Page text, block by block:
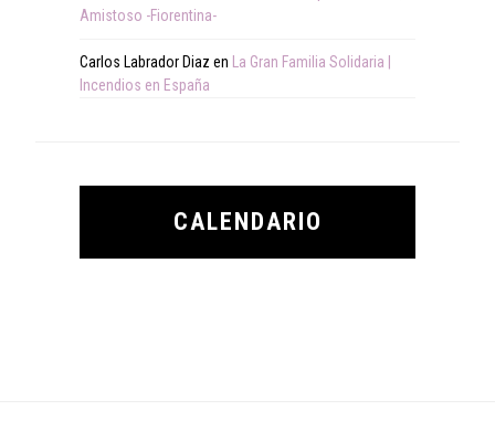
Amistoso -Fiorentina-
Carlos Labrador Diaz en
La Gran Familia Solidaria |
Incendios en España
CALENDARIO